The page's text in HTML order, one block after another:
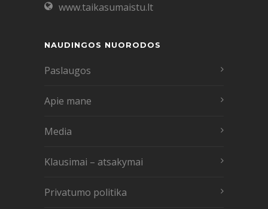
www.taikasumaistu.lt
NAUDINGOS NUORODOS
Paslaugos
Apie mane
Media
Klausimai – atsakymai
Privatumo politika